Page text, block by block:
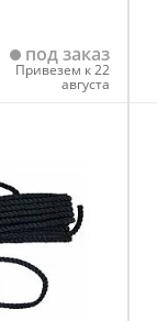
под заказ
Привезем к 22
августа